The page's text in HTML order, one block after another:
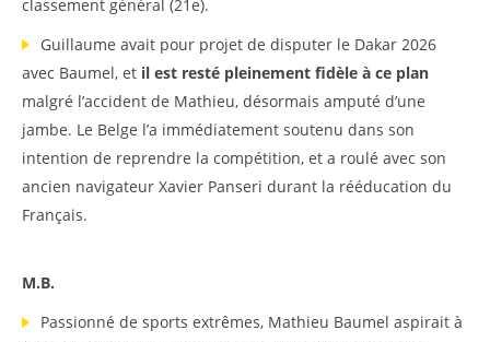
classement général (21e).
Guillaume avait pour projet de disputer le Dakar 2026
avec Baumel, et il est resté pleinement fidèle à ce plan
malgré l’accident de Mathieu, désormais amputé d’une
jambe. Le Belge l’a immédiatement soutenu dans son
intention de reprendre la compétition, et a roulé avec son
ancien navigateur Xavier Panseri durant la rééducation du
Français.
M.B.
Passionné de sports extrêmes, Mathieu Baumel aspirait à